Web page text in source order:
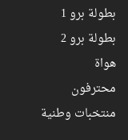
بطولة برو 1
بطولة برو 2
هواة
محترفون
منتخبات وطنية